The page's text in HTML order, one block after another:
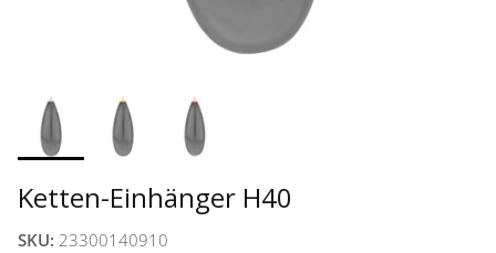
Ketten-Einhänger H40
SKU: 23300140910